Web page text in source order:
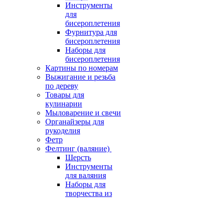
Инструменты
для
бисероплетения
Фурнитура для
бисероплетения
Наборы для
бисероплетения
Картины по номерам
Выжигание и резьба
по дереву
Товары для
кулинарии
Мыловарение и свечи
Органайзеры для
рукоделия
Фетр
Фелтинг (валяние)
Шерсть
Инструменты
для валяния
Наборы для
творчества из